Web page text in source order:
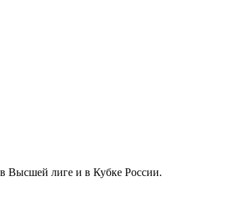
Высшей лиге и в Кубке России.